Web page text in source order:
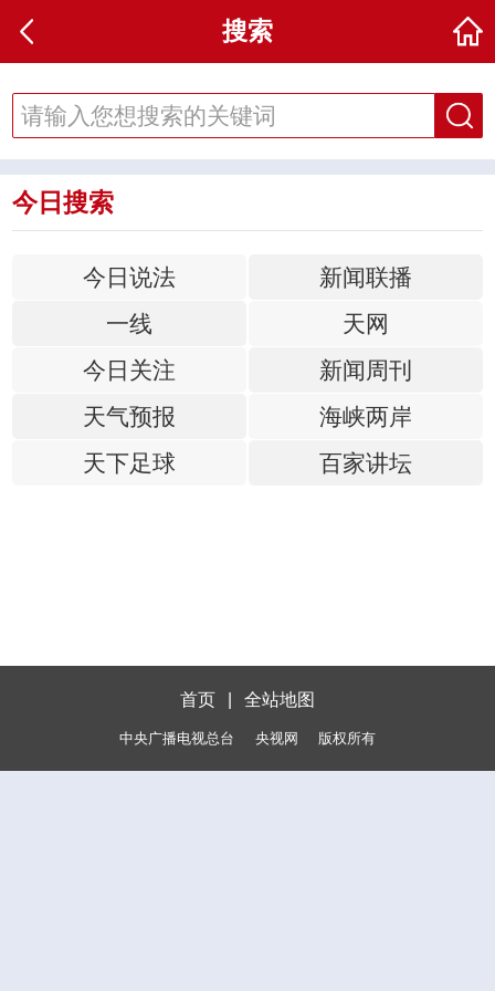
搜索
今日搜索
今日说法
新闻联播
一线
天网
今日关注
新闻周刊
天气预报
海峡两岸
天下足球
百家讲坛
首页 全站地图
中央广播电视总台 央视网 版权所有